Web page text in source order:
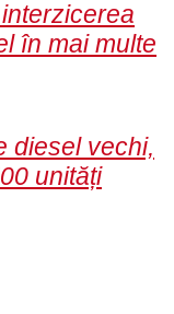
în mai multe
diesel vechi,
unități